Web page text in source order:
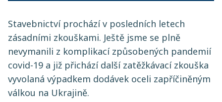
Stavebnictví prochází v posledních letech
zásadními zkouškami. Ještě jsme se plně
nevymanili z komplikací způsobených pandemií
covid-19 a již přichází další zatěžkávací zkouška
vyvolaná výpadkem dodávek oceli zapříčiněným
válkou na Ukrajině.